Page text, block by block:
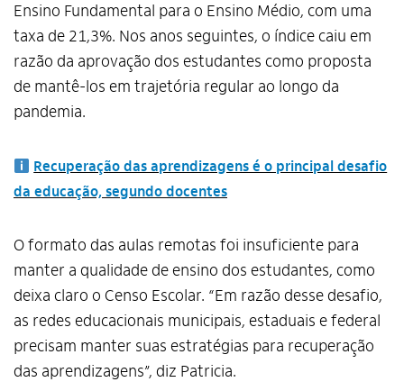
Ensino Fundamental para o Ensino Médio, com uma
taxa de 21,3%. Nos anos seguintes, o índice caiu em
razão da aprovação dos estudantes como proposta
de mantê-los em trajetória regular ao longo da
pandemia.
Recuperação das aprendizagens é o principal desafio
da educação, segundo docentes
O formato das aulas remotas foi insuficiente para
manter a qualidade de ensino dos estudantes, como
deixa claro o Censo Escolar. “Em razão desse desafio,
as redes educacionais municipais, estaduais e federal
precisam manter suas estratégias para recuperação
das aprendizagens”, diz Patricia.